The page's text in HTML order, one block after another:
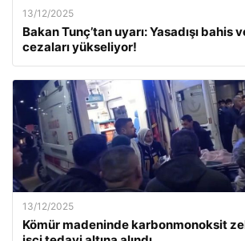
13/12/2025
Bakan Tunç’tan uyarı: Yasadışı bahis
cezaları yükseliyor!
13/12/2025
Kömür madeninde karbonmonoksit